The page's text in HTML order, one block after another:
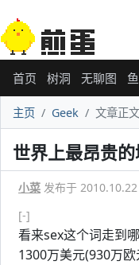
首页 树洞 无聊图
主页 Geek 文章正文
世界上最昂贵
小菜 发布于
[-]
看来sex这个词走到
1300万美元(930万